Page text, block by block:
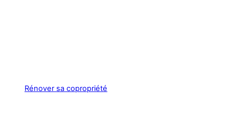
Rénover sa copropriété